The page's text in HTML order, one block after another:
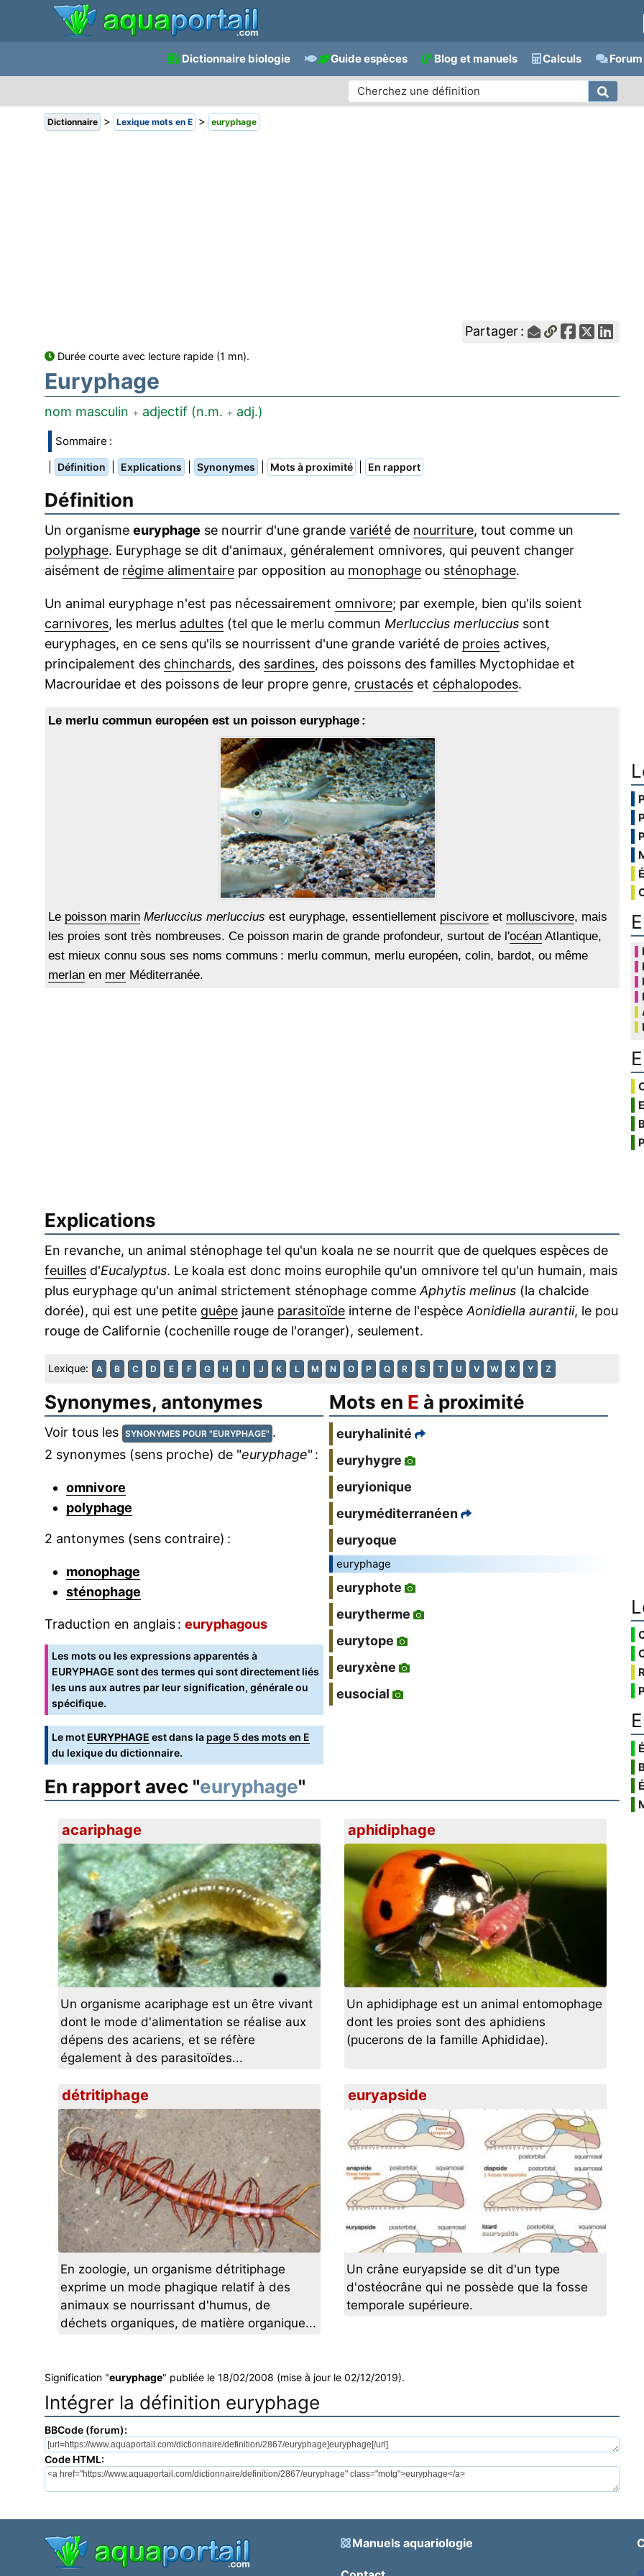
Dictionnaire biologie Guide espèces Blog et manuels Calculs
Dictionnaire > Lexique mots en E > euryphage
Partager :
Durée courte avec lecture rapide (1 mn).
Euryphage
nom masculin + adjectif (n.m. + adj.)
Sommaire :
Définition Explications Synonymes Mots à proximité En rapport
Définition
Un organisme euryphage se nourrir d'une grande variété de nourriture, tout comme un
polyphage. Euryphage se dit d'animaux, généralement omnivores, qui peuvent changer
aisément de régime alimentaire par opposition au monophage ou sténophage.
Un animal euryphage n'est pas nécessairement omnivore; par exemple, bien qu'ils soient
carnivores, les merlus adultes (tel que le merlu commun Merluccius merluccius sont
euryphages, en ce sens qu'ils se nourrissent d'une grande variété de proies actives,
principalement des chinchards, des sardines, des poissons des familles Myctophidae et
Macrouridae et des poissons de leur propre genre, crustacés et céphalopodes.
Le merlu commun européen est un poisson euryphage :
Le poisson marin Merluccius merluccius est euryphage, essentiellement piscivore et molluscivore, mais
les proies sont très nombreuses. Ce poisson marin de grande profondeur, surtout de l'océan Atlantique,
est mieux connu sous ses noms communs : merlu commun, merlu européen, colin, bardot, ou même
merlan en mer Méditerranée.
Explications
En revanche, un animal sténophage tel qu'un koala ne se nourrit que de quelques espèces de
feuilles d'Eucalyptus. Le koala est donc moins europhile qu'un omnivore tel qu'un humain, mais
plus euryphage qu'un animal strictement sténophage commeAphytis melinus (la chalcide
dorée), qui est une petite guêpe jaune parasitoïde interne de l'espèceAonidiella aurantii, le pou
rouge de Californie (cochenille rouge de l'oranger), seulement.
Lexique: A B C D E F G H I J K L M N O P Q R S T U V W X Y Z
Synonymes, antonymes
Voir tous les SYNONYMES POUR "EURYPHAGE" .
2 synonymes (sens proche) de "euryphage" :
omnivore
polyphage
2 antonymes (sens contraire) :
monophage
sténophage
Traduction en anglais : euryphagous
Les mots ou les expressions apparentés à
EURYPHAGE sont des termes qui sont directement liés
les uns aux autres par leur signification, générale ou
spécifique.
Le motEURYPHAGE est dans la page 5 des mots en E
du lexique du dictionnaire.
Mots en E à proximité
euryhalinité
euryhygre
euryionique
euryméditerranéen
euryoque
euryphage
euryphote
eurytherme
eurytope
euryxène
eusocial
En rapport avec "euryphage"
acariphage
Un organisme acariphage est un être vivant
dont le mode d'alimentation se réalise aux
dépens des acariens, et se réfère
également à des parasitoïdes...
aphidiphage
Un aphidiphage est un animal entomophage
dont les proies sont des aphidiens
(pucerons de la famille Aphididae).
détritiphage
En zoologie, un organisme détritiphage
exprime un mode phagique relatif à des
animaux se nourrissant d'humus, de
déchets organiques, de matière organique...
euryapside
Un crâne euryapside se dit d'un type
d'ostéocrâne qui ne possède que la fosse
temporale supérieure.
Signification "euryphage" publiée le 18/02/2008 (mise à jour le 02/12/2019).
Intégrer la définition euryphage
BBCode (forum):
Code HTML:
Manuels aquariologie